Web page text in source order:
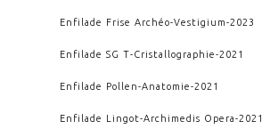
Enfilade Frise Archéo-Vestigium-2023
Enfilade SG T-Cristallographie-2021
Enfilade Pollen-Anatomie-2021
Enfilade Lingot-Archimedis Opera-2021